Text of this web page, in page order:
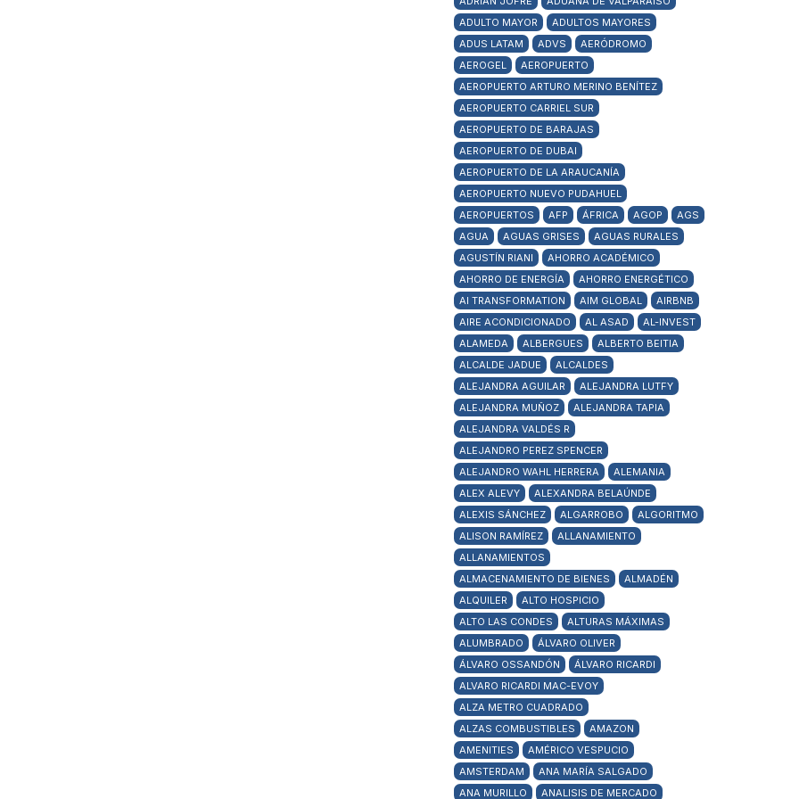
ADULTO MAYOR
ADULTOS MAYORES
ADUS LATAM
ADVS
AERÓDROMO
AEROGEL
AEROPUERTO
AEROPUERTO ARTURO MERINO BENÍTEZ
AEROPUERTO CARRIEL SUR
AEROPUERTO DE BARAJAS
AEROPUERTO DE DUBAI
AEROPUERTO DE LA ARAUCANÍA
AEROPUERTO NUEVO PUDAHUEL
AEROPUERTOS
AFP ÁFRICA AGOP
AGS
AGUA
AGUAS GRISES
AGUAS RURALES
AGUSTÍN RIANI
AHORRO ACADÉMICO
AHORRO DE ENERGÍA
AHORRO ENERGÉTICO
AI TRANSFORMATION
AIM GLOBAL
AIRBNB
AIRE ACONDICIONADO
AL ASAD
AL-INVEST
ALAMEDA
ALBERGUES
ALBERTO BEITIA
ALCALDE JADUE
ALCALDES
ALEJANDRA AGUILAR
ALEJANDRA LUTFY
ALEJANDRA MUÑOZ
ALEJANDRA TAPIA
ALEJANDRA VALDÉS R
ALEJANDRO PEREZ SPENCER
ALEJANDRO WAHL HERRERA
ALEMANIA
ALEX ALEVY
ALEXANDRA BELAÚNDE
ALEXIS SÁNCHEZ
ALGARROBO
ALGORITMO
ALISON RAMÍREZ
ALLANAMIENTO
ALLANAMIENTOS
ALMACENAMIENTO DE BIENES
ALMADÉN
ALQUILER
ALTO HOSPICIO
ALTO LAS CONDES
ALTURAS MÁXIMAS
ALUMBRADO
ÁLVARO OLIVER
ÁLVARO OSSANDÓN
ÁLVARO RICARDI
ALVARO RICARDI MAC-EVOY
ALZA METRO CUADRADO
ALZAS COMBUSTIBLES
AMAZON
AMENITIES
AMÉRICO VESPUCIO
AMSTERDAM
ANA MARÍA SALGADO
ANA MURILLO
ANALISIS DE MERCADO